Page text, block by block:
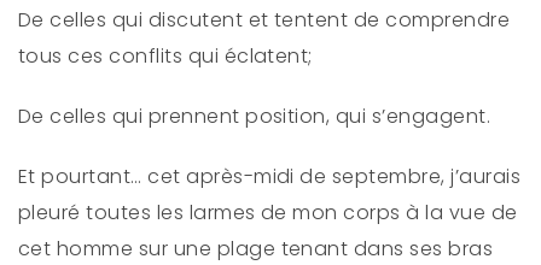
De celles qui discutent et tentent de comprendre
tous ces conflits qui éclatent;
De celles qui prennent position, qui s’engagent.
Et pourtant… cet après-midi de septembre, j’aurais
pleuré toutes les larmes de mon corps à la vue de
cet homme sur une plage tenant dans ses bras